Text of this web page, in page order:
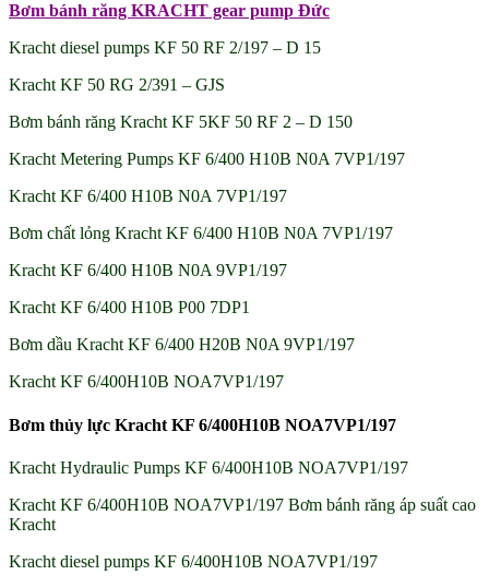
Bơm bánh răng KRACHT gear pump Đức
Kracht diesel pumps KF 50 RF 2/197 – D 15
Kracht KF 50 RG 2/391 – GJS
Bơm bánh răng Kracht KF 5KF 50 RF 2 – D 150
Kracht Metering Pumps KF 6/400 H10B N0A 7VP1/197
Kracht KF 6/400 H10B N0A 7VP1/197
Bơm chất lỏng Kracht KF 6/400 H10B N0A 7VP1/197
Kracht KF 6/400 H10B N0A 9VP1/197
Kracht KF 6/400 H10B P00 7DP1
Bơm dầu Kracht KF 6/400 H20B N0A 9VP1/197
Kracht KF 6/400H10B NOA7VP1/197
Bơm thủy lực Kracht KF 6/400H10B NOA7VP1/197
Kracht Hydraulic Pumps KF 6/400H10B NOA7VP1/197
Kracht KF 6/400H10B NOA7VP1/197 Bơm bánh răng áp suất cao
Kracht
Kracht diesel pumps KF 6/400H10B NOA7VP1/197